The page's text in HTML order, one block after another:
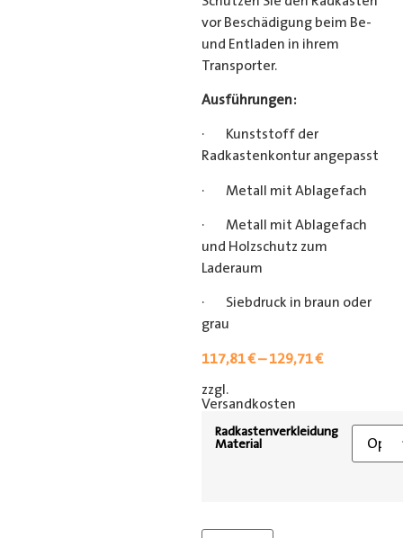
vor Beschädigung beim Be-
und Entladen in ihrem
Transporter.
Ausführungen:
· Kunststoff der
Radkastenkontur angepasst
· Metall mit Ablagefach
· Metall mit Ablagefach
und Holzschutz zum
Laderaum
· Siebdruck in braun oder
grau
117,81€–129,71€
zzgl.
Versandkosten
Radkastenverkleidung
Material